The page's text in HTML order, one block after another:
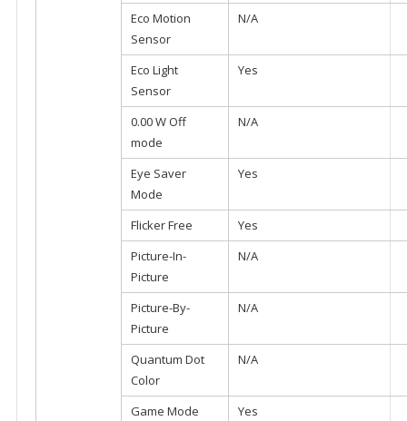
Eco Motion
Sensor
N/A
Eco Light
Sensor
Yes
0.00 W Off
mode
N/A
Eye Saver
Mode
Yes
Flicker Free
Yes
Picture-In-
Picture
N/A
Picture-By-
Picture
N/A
Quantum Dot
Color
N/A
Game Mode
Yes